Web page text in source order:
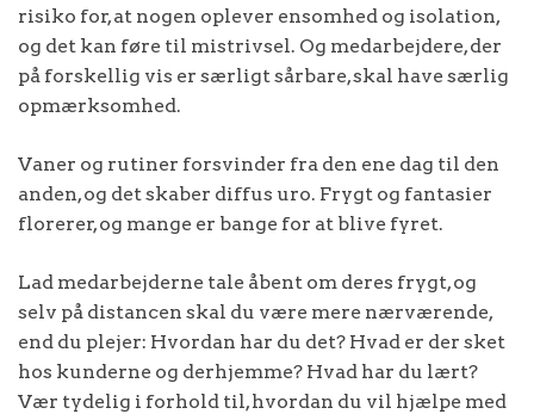
risiko for, at nogen oplever ensomhed og isolation,
og det kan føre til mistrivsel. Og medarbejdere, der
på forskellig vis er særligt sårbare, skal have særlig
opmærksomhed.
Vaner og rutiner forsvinder fra den ene dag til den
anden, og det skaber diffus uro. Frygt og fantasier
florerer, og mange er bange for at blive fyret.
Lad medarbejderne tale åbent om deres frygt, og
selv på distancen skal du være mere nærværende,
end du plejer: Hvordan har du det? Hvad er der sket
hos kunderne og derhjemme? Hvad har du lært?
Vær tydelig i forhold til, hvordan du vil hjælpe med